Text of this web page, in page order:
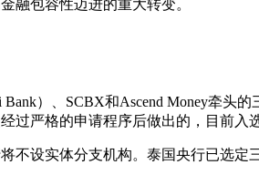
融包容性迈进的重大转变。
）、SCBX和Ascend Money牵头
过严格的申请程序后做出的，目前入
将不设实体分支机构。泰国央行已选定